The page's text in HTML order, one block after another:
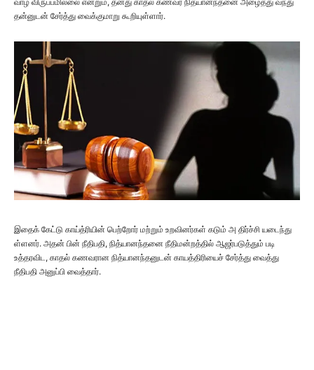
தன்னுடன் சேர்த்து வைக்குமாறு கூறியுள்ளார்.
இதைக் கேட்டு காய்த்ரியின் பெற்றோர் மற்றும் உறவினர்கள் கடும் அ திர்ச்சி யடைந்து
ள்ளனர். அதன் பின் நீதிபதி, நித்யானந்தனை நீதிமன்றத்தில் ஆஜர்படுத்தும் படி
உத்தரவிட, காதல் கணவரான நித்யானந்தனுடன் காயத்திரியைச் சேர்த்து வைத்து
நீதிபதி அனுப்பி வைத்தார்.